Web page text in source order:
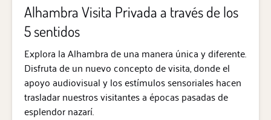
sentidos
Alhambra Visita Privada a través de los
5 sentidos
Explora la Alhambra de una manera única y diferente.
Disfruta de un nuevo concepto de visita, donde el
apoyo audiovisual y los estímulos sensoriales hacen
trasladar nuestros visitantes a épocas pasadas de
esplendor nazarí.